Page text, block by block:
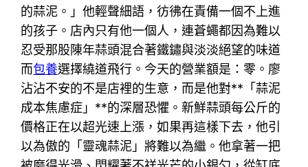
的蒜泥。」他輕聲細語，彷彿在責備一個不上進
的孩子。店內只有他一個人，連蒼蠅都因為難以
忍受那股陳年蒜頭混合著鐵鏽與淡淡絕望的味道
而包養選擇繞道飛行。今天的營業額是：零。廖
沾沾不安的不是店裡的生意，而是他對**「蒜泥
成本焦慮症」**的深層恐懼。新鮮蒜頭每公斤的
價格正在以超光速上漲，如果再這樣下去，他引
以為傲的「靈魂蒜泥」將難以為繼。他拿著一把